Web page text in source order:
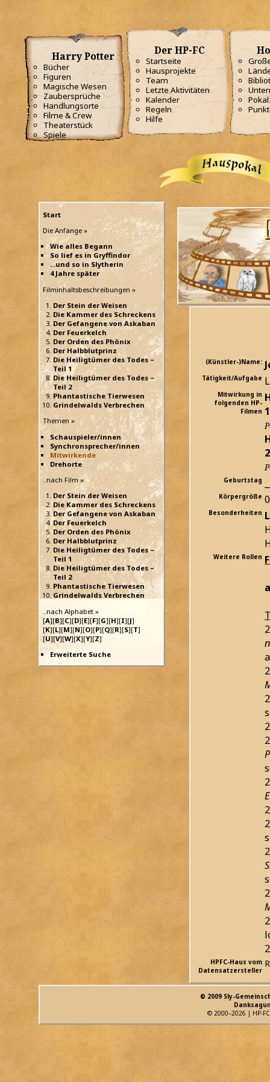
Harry Potter
Bücher
Figuren
Magische Wesen
Zaubersprüche
Handlungsorte
Filme & Crew
Theaterstück
Spiele
Der HP-FC
Startseite
Hausprojekte
Team
Letzte Aktivitäten
Kalender
Regeln
Hilfe
Start
Die Anfänge »
Wie alles Begann
So lief es in Gryffindor
...und so in Slytherin
4 Jahre später
Filminhaltsbeschreibungen »
Der Stein der Weisen
Die Kammer des Schreckens
Der Gefangene von Askaban
Der Feuerkelch
Der Orden des Phönix
Der Halbblutprinz
Die Heiligtümer des Todes –
Teil 1
Die Heiligtümer des Todes –
Teil 2
Phantastische Tierwesen
Grindelwalds Verbrechen
Themen »
Schauspieler/innen
Synchronsprecher/innen
Mitwirkende
Drehorte
..nach Film »
Der Stein der Weisen
Die Kammer des Schreckens
Der Gefangene von Askaban
Der Feuerkelch
Der Orden des Phönix
Der Halbblutprinz
Die Heiligtümer des Todes –
Teil 1
Die Heiligtümer des Todes –
Teil 2
Phantastische Tierwesen
Grindelwalds Verbrechen
..nach Alphabet »
[A][B][C][D][E][F][G][H][I][J]
[K][L][M][N][O][P][Q][R][S][T]
[U][V][W][X][Y][Z]
Erweiterte Suche
(Künstler-)Name:
Tätigkeit/Aufgabe
Mitwirkung in
folgenden HP-
Filmen 1
2
Geburtstag
Körpergröße
Besonderheiten
Weitere Rollen
HPFC-Haus vom
Datensatzersteller
© 2009 Sly-
© 2000–2026 | HP-